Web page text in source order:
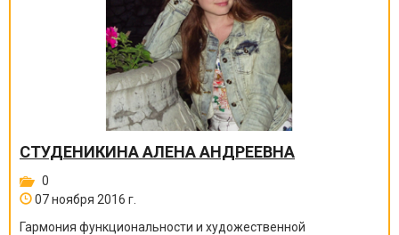
СТУДЕНИКИНА АЛЕНА АНДРЕЕВНА
0
07 ноября 2016 г.
Гармония функциональности и художественной